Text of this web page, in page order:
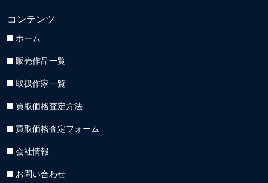
コンテンツ
ホーム
販売作品一覧
取扱作家一覧
買取価格査定方法
買取価格査定フォーム
会社情報
お問い合わせ